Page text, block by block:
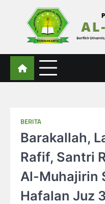
Al-Muhajirin
Berpikir Dinamis – Berakhlak
BERITA
Barakallah,
Rafif, Santri
Al-Muhajirin
Hafalan Juz